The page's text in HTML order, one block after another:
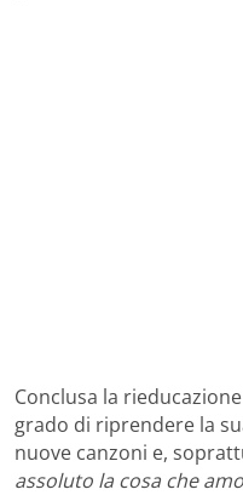
Conclusa la rieducazione
grado di riprendere la
nuove canzoni e,
assoluto la cosa che